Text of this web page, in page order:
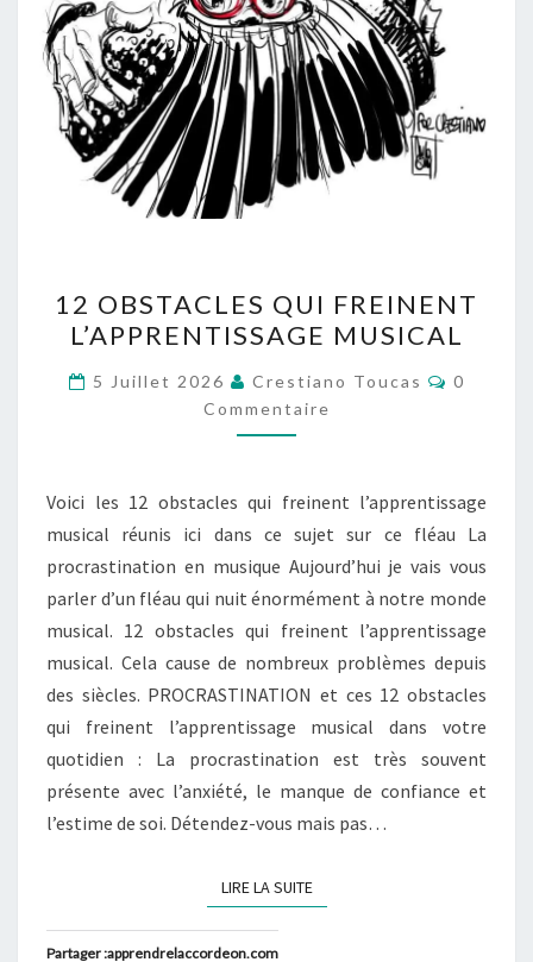
OBSTACLES
QUI
FREINENT
L’APPRENTISSAGE
MUSICAL
12 OBSTACLES QUI FREINENT
L’APPRENTISSAGE MUSICAL
5 Juillet 2026 Crestiano Toucas
0
Commentaire
Voici les 12 obstacles qui freinent l’apprentissage
musical réunis ici dans ce sujet sur ce fléau La
procrastination en musique Aujourd’hui je vais vous
parler d’un fléau qui nuit énormément à notre monde
musical. 12 obstacles qui freinent l’apprentissage
musical. Cela cause de nombreux problèmes depuis
des siècles. PROCRASTINATION et ces 12 obstacles
qui freinent l’apprentissage musical dans votre
quotidien : La procrastination est très souvent
présente avec l’anxiété, le manque de confiance et
l’estime de soi. Détendez-vous mais pas…
LIRE LA SUITELIRE LA SUITE
Partager :apprendrelaccordeon.com